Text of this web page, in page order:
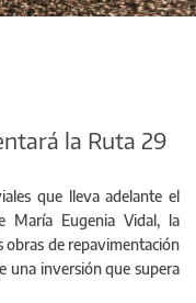
la Ruta 29
que lleva adelante el
María Eugenia Vidal, la
obras de repavimentación
una inversión que supera